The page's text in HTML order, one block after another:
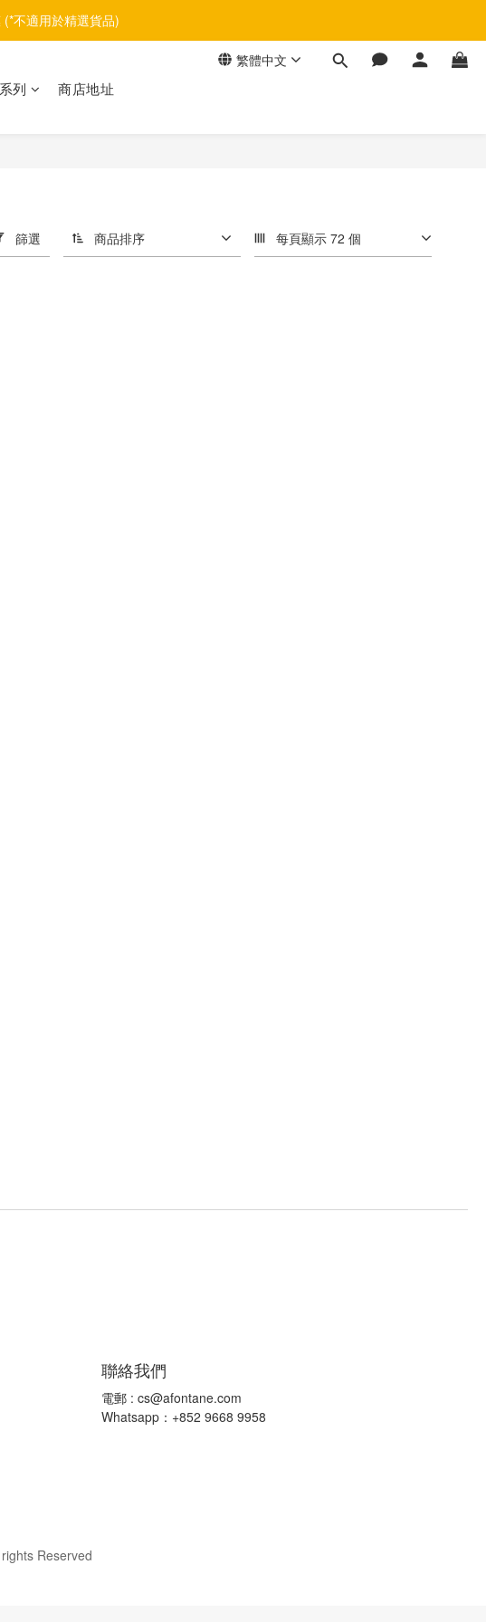
不適用於精選貨品)
繁體中文
列 商店地址
篩選 商品排序 每頁顯示 72 個
聯絡我們
電郵 : cs@afontane.com
Whatsapp：+852 9668 9958
Reserved